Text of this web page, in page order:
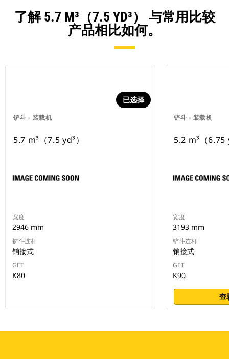
了解 5.7 M³（7.5 YD³） 与常用比较
产品相比如何。
铲斗 - 装载机
已选择
5.7 m³（7.5 yd³）
宽度
2946 mm
铲斗连杆
销接式
GET
K80
铲斗 - 装载机
5.2 m³（6.75
宽度
3193 mm
铲斗连杆
销接式
GET
K90
查